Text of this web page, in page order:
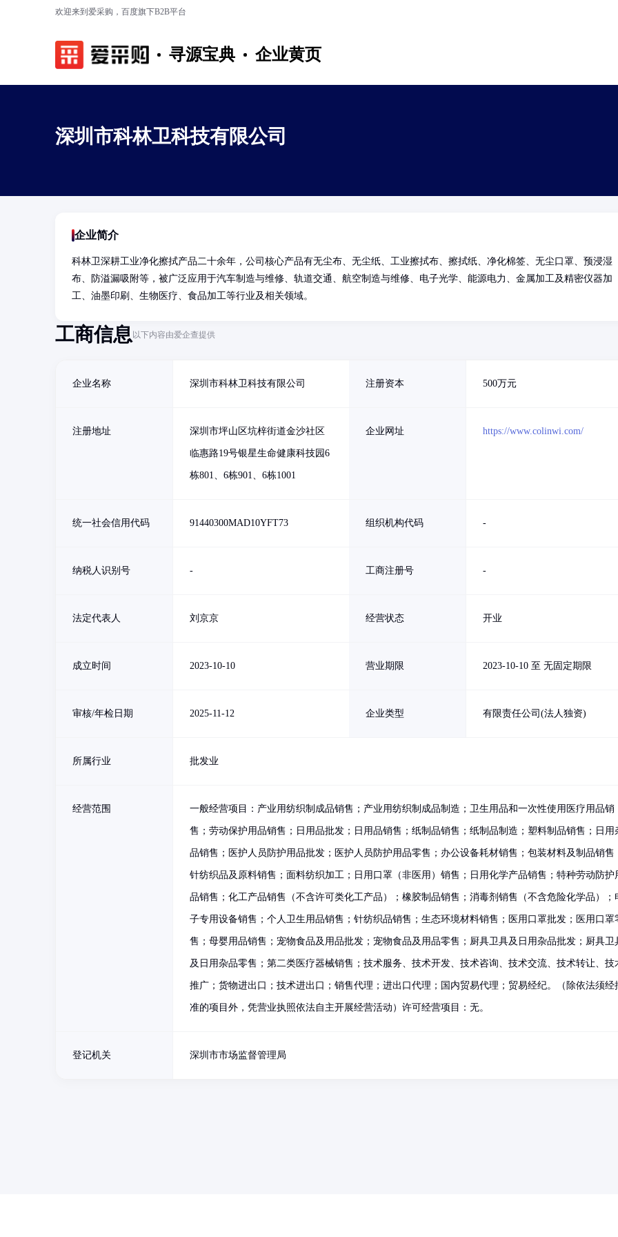
欢迎来到爱采购，百度旗下B2B平台
寻源宝典 企业黄页
深圳市科林卫科技有限公司
企业简介
科林卫深耕工业净化擦拭产品二十余年，公司核心产品有无尘布、无尘纸、工业擦拭布、擦拭纸、净化棉签、无尘口罩、预浸湿
布、防溢漏吸附等，被广泛应用于汽车制造与维修、轨道交通、航空制造与维修、电子光学、能源电力、金属加工及精密仪器加
工、油墨印刷、生物医疗、食品加工等行业及相关领域。
工商信息以下内容由爱企查提供
企业名称 深圳市科林卫科技有限公司 注册资本 500万元
注册地址 深圳市坪山区坑梓街道金沙社区
临惠路19号银星生命健康科技园6
栋801、6栋901、6栋1001
企业网址 https://www.colinwi.com/
统一社会信用代码 91440300MAD10YFT73 组织机构代码 -
纳税人识别号 - 工商注册号 -
法定代表人 刘京京 经营状态 开业
成立时间 2023-10-10 营业期限 2023-10-10 至 无固定期限
审核/年检日期 2025-11-12 企业类型 有限责任公司(法人独资)
所属行业 批发业
经营范围 一般经营项目：产业用纺织制成品销售；产业用纺织制成品制造；卫生用品和一次性使用医疗用品销
售；劳动保护用品销售；日用品批发；日用品销售；纸制品销售；纸制品制造；塑料制品销售；日用
品销售；医护人员防护用品批发；医护人员防护用品零售；办公设备耗材销售；包装材料及制品销售
针纺织品及原料销售；面料纺织加工；日用口罩（非医用）销售；日用化学产品销售；特种劳动防护
品销售；化工产品销售（不含许可类化工产品）；橡胶制品销售；消毒剂销售（不含危险化学品）；
子专用设备销售；个人卫生用品销售；针纺织品销售；生态环境材料销售；医用口罩批发；医用口罩
售；母婴用品销售；宠物食品及用品批发；宠物食品及用品零售；厨具卫具及日用杂品批发；厨具卫
及日用杂品零售；第二类医疗器械销售；技术服务、技术开发、技术咨询、技术交流、技术转让、技
推广；货物进出口；技术进出口；销售代理；进出口代理；国内贸易代理；贸易经纪。（除依法须经
准的项目外，凭营业执照依法自主开展经营活动）许可经营项目：无。
登记机关 深圳市市场监督管理局